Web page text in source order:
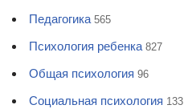
Педагогика 565
Психология ребенка 827
Общая психология 96
Социальная психология 133